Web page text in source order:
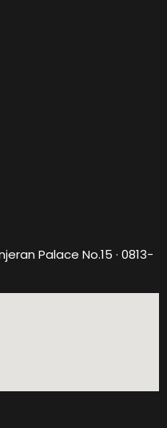
Palace No.15 · 0813-